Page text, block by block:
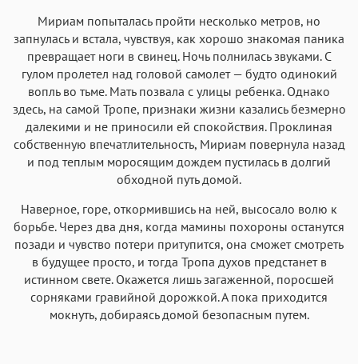
Мириам попыталась пройти несколько метров, но
запнулась и встала, чувствуя, как хорошо знакомая паника
превращает ноги в свинец. Ночь полнилась звуками. С
гулом пролетел над головой самолет — будто одинокий
вопль во тьме. Мать позвала с улицы ребенка. Однако
здесь, на самой Тропе, признаки жизни казались безмерно
далекими и не приносили ей спокойствия. Проклиная
собственную впечатлительность, Мириам повернула назад
и под теплым моросящим дождем пустилась в долгий
обходной путь домой.
Наверное, горе, откормившись на ней, высосало волю к
борьбе. Через два дня, когда мамины похороны останутся
позади и чувство потери притупится, она сможет смотреть
в будущее просто, и тогда Тропа духов предстанет в
истинном свете. Окажется лишь загаженной, поросшей
сорняками гравийной дорожкой. А пока приходится
мокнуть, добираясь домой безопасным путем.